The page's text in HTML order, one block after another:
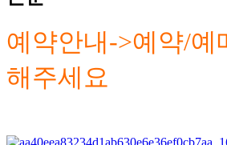
예약안내->예약/예
해주세요